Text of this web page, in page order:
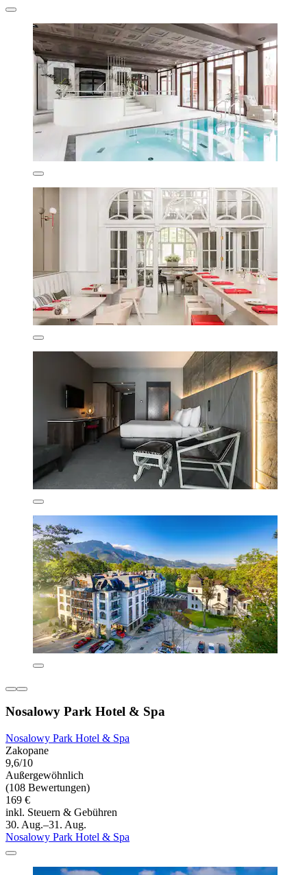
Nosalowy Park Hotel & Spa
Nosalowy Park Hotel & Spa
Zakopane
9,6/10
Außergewöhnlich
(108 Bewertungen)
169 €
inkl. Steuern & Gebühren
30. Aug.–31. Aug.
Nosalowy Park Hotel & Spa